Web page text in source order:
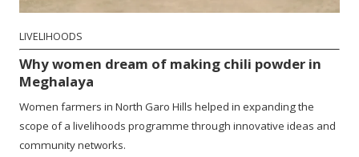
LIVELIHOODS
Why women dream of making chili powder in
Meghalaya
Women farmers in North Garo Hills helped in expanding the
scope of a livelihoods programme through innovative ideas and
community networks.